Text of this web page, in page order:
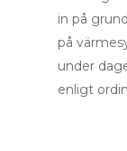
in på
på
under
enligt